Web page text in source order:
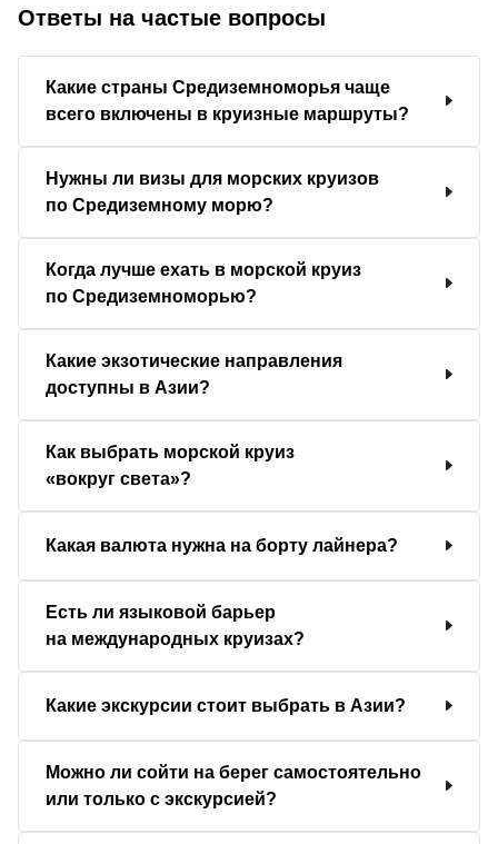
Ответы на частые вопросы
Какие страны Средиземноморья чаще
всего включены в круизные маршруты?
Нужны ли визы для морских круизов
по Средиземному морю?
Когда лучше ехать в морской круиз
по Средиземноморью?
Какие экзотические направления
доступны в Азии?
Как выбрать морской круиз
«вокруг света»?
Какая валюта нужна на борту лайнера?
Есть ли языковой барьер
на международных круизах?
Какие экскурсии стоит выбрать в Азии?
Можно ли сойти на берег самостоятельно
или только с экскурсией?